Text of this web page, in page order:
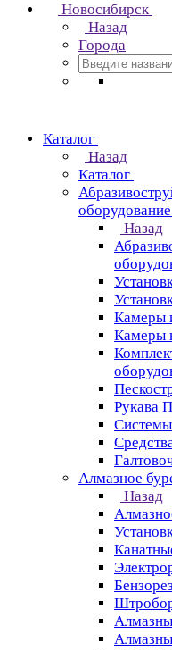
Новосибирск
Назад
Города
Каталог
Назад
Каталог
оборудование
Назад
Камеры
Камеры
Рукава
Системы
Алмазное
Назад